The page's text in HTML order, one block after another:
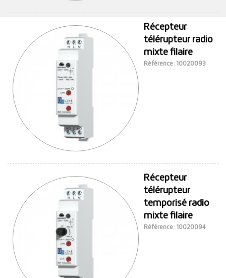
Récepteur
télérupteur radio
mixte filaire
Référence : 10020093
Récepteur
télérupteur
temporisé radio
mixte filaire
Référence : 10020094